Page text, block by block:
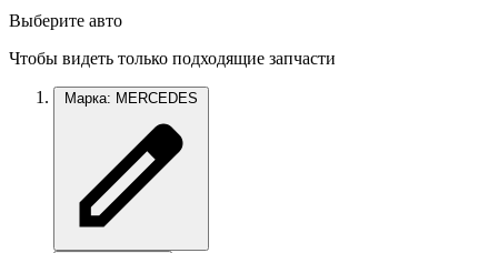
Выберите авто
Чтобы видеть только подходящие запчасти
Марка: MERCEDES